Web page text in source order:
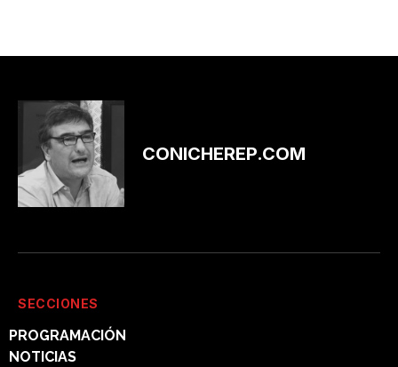
CONICHEREP.COM
SECCIONES
PROGRAMACIÓN
NOTICIAS